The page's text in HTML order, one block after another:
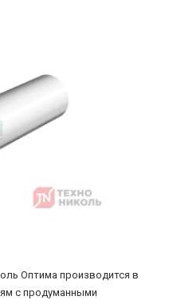
Оптима производится в
с продуманными